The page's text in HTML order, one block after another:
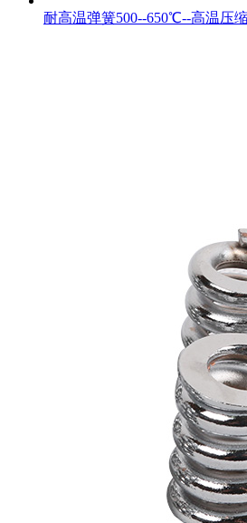
耐高温弹簧500--650℃--高温压